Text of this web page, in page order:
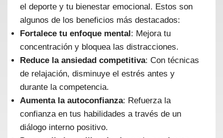
el deporte y tu bienestar emocional. Estos son
algunos de los beneficios más destacados:
Fortalece tu enfoque mental: Mejora tu
concentración y bloquea las distracciones.
Reduce la ansiedad competitiva: Con técnicas
de relajación, disminuye el estrés antes y
durante la competencia.
Aumenta la autoconfianza: Refuerza la
confianza en tus habilidades a través de un
diálogo interno positivo.